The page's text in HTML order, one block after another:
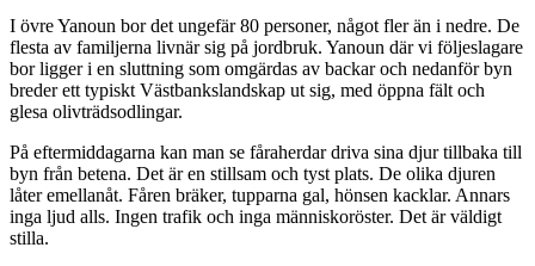
I övre Yanoun bor det ungefär 80 personer, något fler än i nedre. De
flesta av familjerna livnär sig på jordbruk. Yanoun där vi följeslagare
bor ligger i en sluttning som omgärdas av backar och nedanför byn
breder ett typiskt Västbankslandskap ut sig, med öppna fält och
glesa olivträdsodlingar.
På eftermiddagarna kan man se fåraherdar driva sina djur tillbaka till
byn från betena. Det är en stillsam och tyst plats. De olika djuren
låter emellanåt. Fåren bräker, tupparna gal, hönsen kacklar. Annars
inga ljud alls. Ingen trafik och inga människoröster. Det är väldigt
stilla.